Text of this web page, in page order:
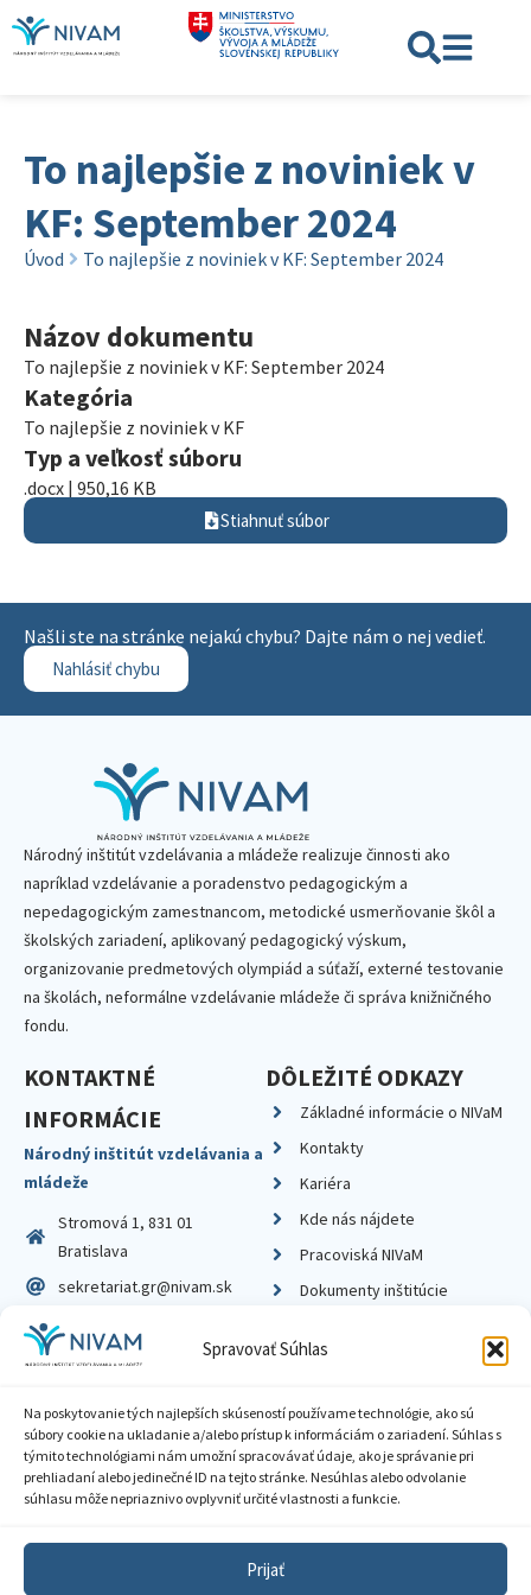
Spravovať Súhlas
Na poskytovanie tých najlepších skúseností používame technológie, ako sú
súbory cookie na ukladanie a/alebo prístup k informáciám o zariadení. Súhlas s
týmito technológiami nám umožní spracovávať údaje, ako je správanie pri
prehliadaní alebo jedinečné ID na tejto stránke. Nesúhlas alebo odvolanie
súhlasu môže nepriaznivo ovplyvniť určité vlastnosti a funkcie.
Prijať
To najlepšie z noviniek v
KF: September 2024
Úvod To najlepšie z noviniek v KF: September 2024
Názov dokumentu
To najlepšie z noviniek v KF: September 2024
Kategória
To najlepšie z noviniek v KF
Typ a veľkosť súboru
.docx | 950,16 KB
Stiahnuť súbor
Našli ste na stránke nejakú chybu? Dajte nám o nej vedieť.
Nahlásiť chybu
Národný inštitút vzdelávania a mládeže realizuje činnosti ako
napríklad vzdelávanie a poradenstvo pedagogickým a
nepedagogickým zamestnancom, metodické usmerňovanie škôl a
školských zariadení, aplikovaný pedagogický výskum,
organizovanie predmetových olympiád a súťaží, externé testovanie
na školách, neformálne vzdelávanie mládeže či správa knižničného
fondu.
KONTAKTNÉ
INFORMÁCIE
Národný inštitút vzdelávania a
mládeže
Stromová 1, 831 01
Bratislava
sekretariat.gr@nivam.sk
IČO: 00164348
DIČ: 2020798714
DÔLEŽITÉ ODKAZY
Základné informácie o NIVaM
Kontakty
Kariéra
Kde nás nájdete
Pracoviská NIVaM
Dokumenty inštitúcie
Zásady ochrany súkromia
Sprístupnenie informácií